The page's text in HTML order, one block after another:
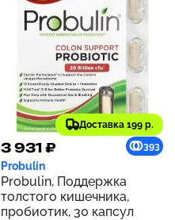
Доставка 199 р.
3 931 ₽ 393
Probulin
Probulin, Поддержка
толстого кишечника,
пробиотик, 30 капсул